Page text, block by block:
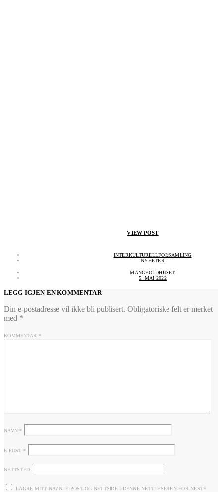
VIEW POST
INTERKULTURELLFORSAMLING
NYHETER
MANGFOLDHUSET
5. MAI 2022
LEGG IGJEN EN KOMMENTAR
Din e-postadresse vil ikke bli publisert. Obligatoriske felt er merket
med *
KOMMENTAR *
NAVN*
E-POST *
NETTSTED
LAGRE MITT NAVN, E-POST OG NETTSIDE I DENNE NETTLESEREN FOR NESTE